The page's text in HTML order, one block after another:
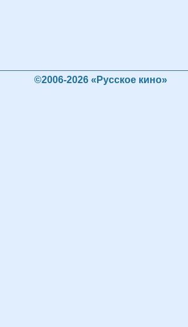
©2006-2026 «Русское кино»